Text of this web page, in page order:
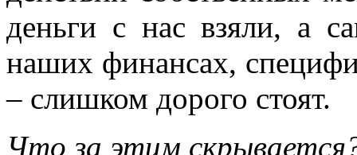
деньги с нас взяли, а
наших финансах,
– слишком дорого стоят.
Что за этим